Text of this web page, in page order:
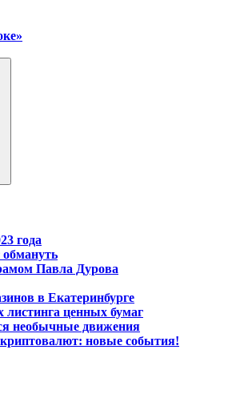
года
Павла Дурова
в Екатеринбурге
ценных бумаг
необычные движения
новые события!